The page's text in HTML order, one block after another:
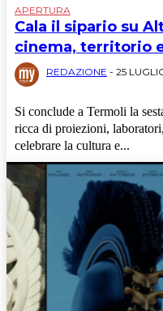
APERTURA
Cala il sipario su
cinema, territorio
REDAZIONE - 25
Si conclude a Termoli la
ricca di proiezioni,
celebrare la cultura e...